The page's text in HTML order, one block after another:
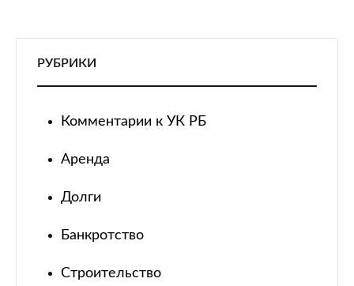
записей
РУБРИКИ
Комментарии к УК РБ
Аренда
Долги
Банкротство
Строительство